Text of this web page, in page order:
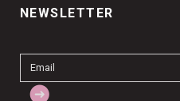
NEWSLETTER